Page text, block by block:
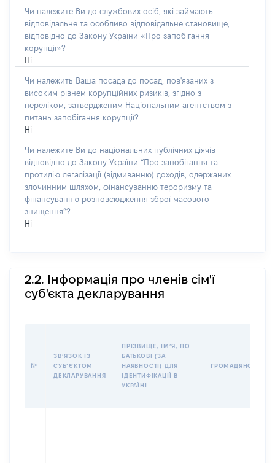
Чи належите Ви до службових осіб, які займають
відповідальне та особливо відповідальне становище,
відповідно до Закону України «Про запобігання
корупції»?
Ні
Чи належить Ваша посада до посад, пов'язаних з
високим рівнем корупційних ризиків, згідно з
переліком, затвердженим Національним агентством з
питань запобігання корупції?
Ні
Чи належите Ви до національних публічних діячів
відповідно до Закону України “Про запобігання та
протидію легалізації (відмиванню) доходів, одержаних
злочинним шляхом, фінансуванню тероризму та
фінансуванню розповсюдження зброї масового
знищення”?
Ні
2.2. Інформація про членів сім'ї
суб'єкта декларування
№
ЗВʼЯЗОК ІЗ
СУБʼЄКТОМ
ДЕКЛАРУВАННЯ
ПРІЗВИЩЕ, ІМʼЯ, ПО
БАТЬКОВІ (ЗА
НАЯВНОСТІ) ДЛЯ
ІДЕНТИФІКАЦІЇ В
УКРАЇНІ
ГРОМАДЯНСТВО